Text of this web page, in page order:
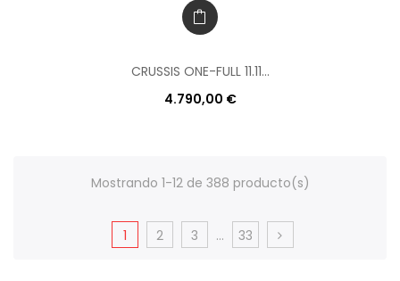
CRUSSIS ONE-FULL 11.11...
4.790,00 €
Mostrando 1-12 de 388 producto(s)
1 2 3 … 33